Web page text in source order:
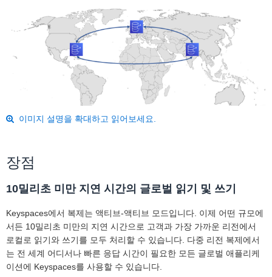
이미지 설명을 확대하고 읽어보세요.
장점
10밀리초 미만 지연 시간의 글로벌 읽기 및 쓰기
Keyspaces에서 복제는 액티브-액티브 모드입니다. 이제 어떤 규모에
서든 10밀리초 미만의 지연 시간으로 고객과 가장 가까운 리전에서
로컬로 읽기와 쓰기를 모두 처리할 수 있습니다. 다중 리전 복제에서
는 전 세계 어디서나 빠른 응답 시간이 필요한 모든 글로벌 애플리케
이션에 Keyspaces를 사용할 수 있습니다.